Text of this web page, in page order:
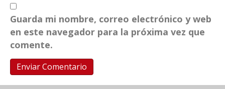
Guarda mi nombre, correo electrónico y web
en este navegador para la próxima vez que
comente.